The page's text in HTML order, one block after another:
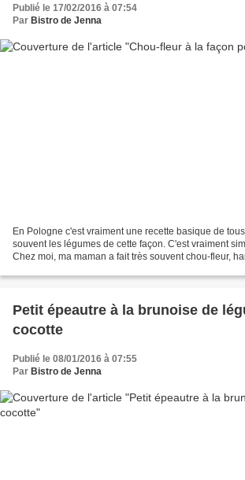
Publié le 17/02/2016 à 07:54
Par Bistro de Jenna
En Pologne c'est vraiment une recette basique de
souvent les légumes de cette façon. C'est vraiment
Chez moi, ma maman a fait très souvent chou-fleur,
Petit épeautre à la brunoise de
cocotte
Publié le 08/01/2016 à 07:55
Par Bistro de Jenna